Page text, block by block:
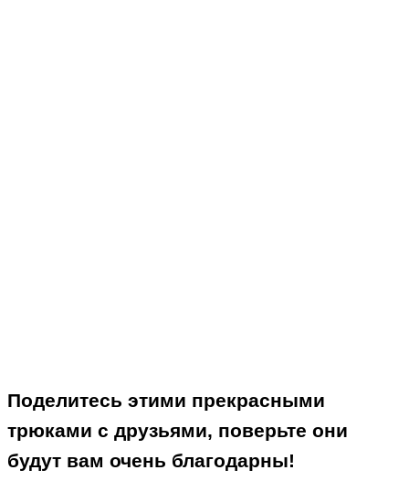
Поделитесь этими прекрасными
трюками с друзьями, поверьте они
будут вам очень благодарны!